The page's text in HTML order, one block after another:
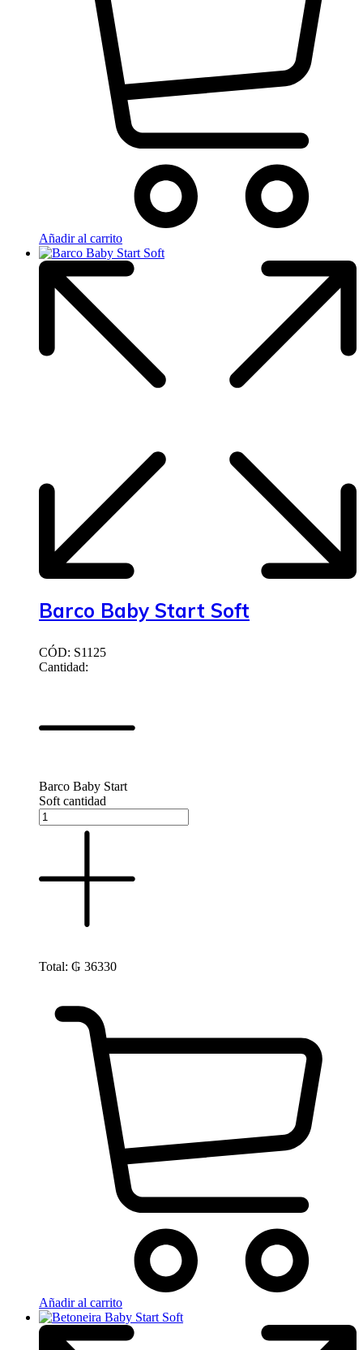
Añadir al carrito
Barco Baby Start Soft
CÓD: S1125
Cantidad:
Barco Baby Start
Soft cantidad
Total: ₲ 36330
Añadir al carrito